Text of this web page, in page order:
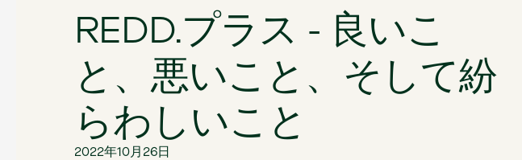
REDD.プラス - 良いこ
と、悪いこと、そして紛
らわしいこと
2022年10月26日